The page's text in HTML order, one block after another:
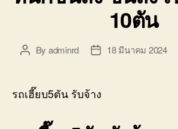
รับจ้าง
ใน
เขต
บ่อ
วิน
10ตัน
PostBy adminrd
Post18 มีนาคม 2024
รถเฮี๊ยบ5ตัน รับจ้าง